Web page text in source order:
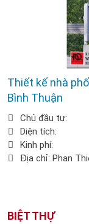
Thiết kế nhà
Bình Thuận
Chủ đầu tư:
Diện tích:
Kinh phí:
Địa chỉ: Phan
BIỆT THỰ